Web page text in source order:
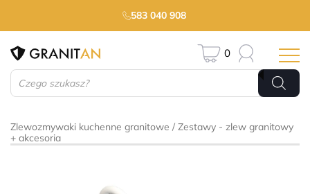
583 040 908
Wyszukiwarka
produktów
0
Zlewozmywaki kuchenne granitowe
Zestawy - zlew granitowy
+ akcesoria